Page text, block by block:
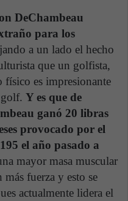
DeChambeau
para los
a un lado el hecho
que un golfista,
físico es impresionante
Y es que de
ganó 20 libras
provocado por el
el año pasado a
mayor masa muscular
fuerza y esto se
actualmente lidera el